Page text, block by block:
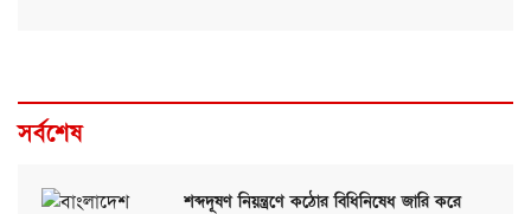
সর্বশেষ
শব্দদূষণ নিয়ন্ত্রণে কঠোর বিধিনিষেধ জারি করে